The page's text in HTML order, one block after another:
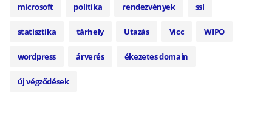
microsoft politika rendezvények ssl
statisztika tárhely Utazás Vicc WIPO
wordpress árverés ékezetes domain
új végződések